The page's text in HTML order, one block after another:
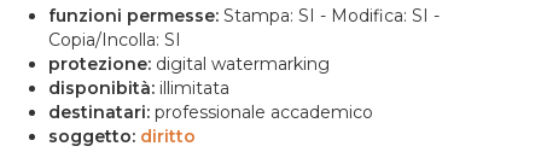
funzioni permesse: Stampa: SI - Modifica: SI -
Copia/Incolla: SI
protezione: digital watermarking
disponibità: illimitata
destinatari: professionale accademico
soggetto: diritto